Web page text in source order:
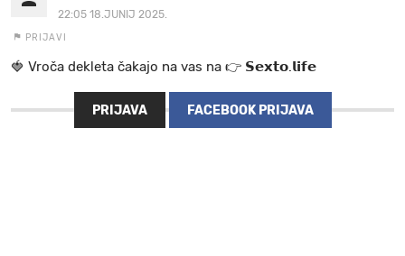
22:05 18.JUNIJ 2025.
PRIJAVI
🍓 V r o č a d e k l e t a ča k a jo na va s n a 👉 𝗦𝗲𝘅𝘁𝗼.𝗹𝗶𝗳𝗲
PRIJAVA FACEBOOK PRIJAVA